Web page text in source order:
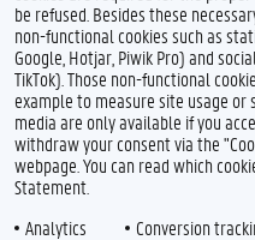
Feedback
Privacy
Disclaimer
Toegankelijkheid
be refused. Besides these
non-functional cookies such as
Google, Hotjar, Piwik Pro) and
TikTok). Those non-functional
example to measure site usage or
media are only available if you
withdraw your consent via the
webpage. You can read which
Statement.
Analytics
Conversion